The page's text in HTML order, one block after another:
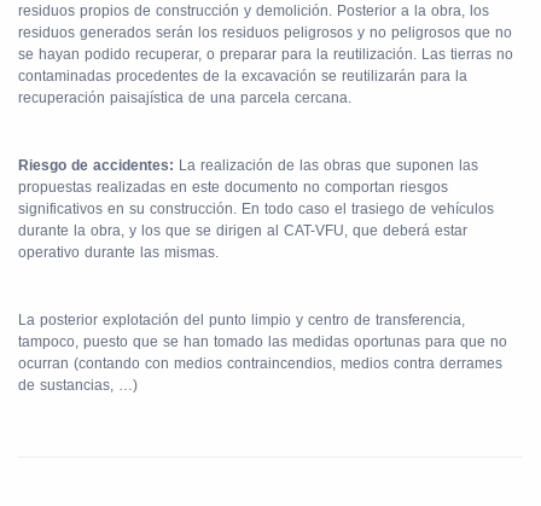
residuos propios de construcción y demolición. Posterior a la obra, los
residuos generados serán los residuos peligrosos y no peligrosos que no
se hayan podido recuperar, o preparar para la reutilización. Las tierras no
contaminadas procedentes de la excavación se reutilizarán para la
recuperación paisajística de una parcela cercana.
Riesgo de accidentes: La realización de las obras que suponen las
propuestas realizadas en este documento no comportan riesgos
significativos en su construcción. En todo caso el trasiego de vehículos
durante la obra, y los que se dirigen al CAT-VFU, que deberá estar
operativo durante las mismas.
La posterior explotación del punto limpio y centro de transferencia,
tampoco, puesto que se han tomado las medidas oportunas para que no
ocurran (contando con medios contraincendios, medios contra derrames
de sustancias, …)